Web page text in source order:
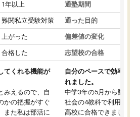
1年以上
難関私立受験対策
上がった
合格した
てくれる機能が
みえるので、自
かの把握がすぐ
また私は部活に
通塾期間
通った目的
偏差値の変化
志望校の合格
自分のペースで効率よく
れました。
中学3年の5月から数学・
社会の4教科で利用し、
高校に合格できました。